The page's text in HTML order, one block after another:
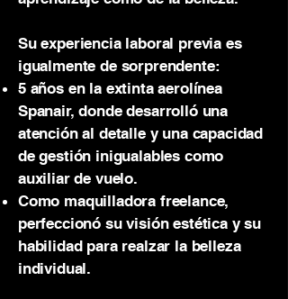
Su experiencia laboral previa es
igualmente de sorprendente:
5 años en la extinta aerolínea
Spanair, donde desarrolló una
atención al detalle y una capacidad
de gestión inigualables como
auxiliar de vuelo.
Como maquilladora freelance,
perfeccionó su visión estética y su
habilidad para realzar la belleza
individual.